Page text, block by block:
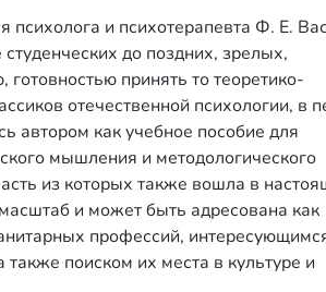
и психотерапевта Ф. Е.
до поздних, зрелых,
принять то теоретико-
отечественной психологии, в
автором как учебное пособие для
мышления и методологического
из которых также вошла в
и может быть адресована как
профессий,
поиском их места в культуре и